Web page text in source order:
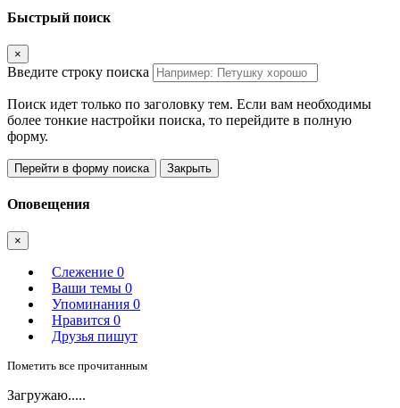
Быстрый поиск
×
Введите строку поиска
Поиск идет только по заголовку тем. Если вам необходимы
более тонкие настройки поиска, то перейдите в полную
форму.
Перейти в форму поиска Закрыть
Оповещения
×
Слежение 0
Ваши темы 0
Упоминания 0
Нравится 0
Друзья пишут
Пометить все прочитанным
Загружаю.....